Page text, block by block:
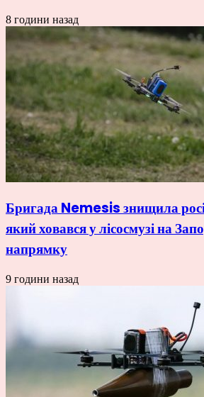
8 години назад
Бригада Nemesis знищила
який ховався у лісосмузі на
напрямку
9 години назад